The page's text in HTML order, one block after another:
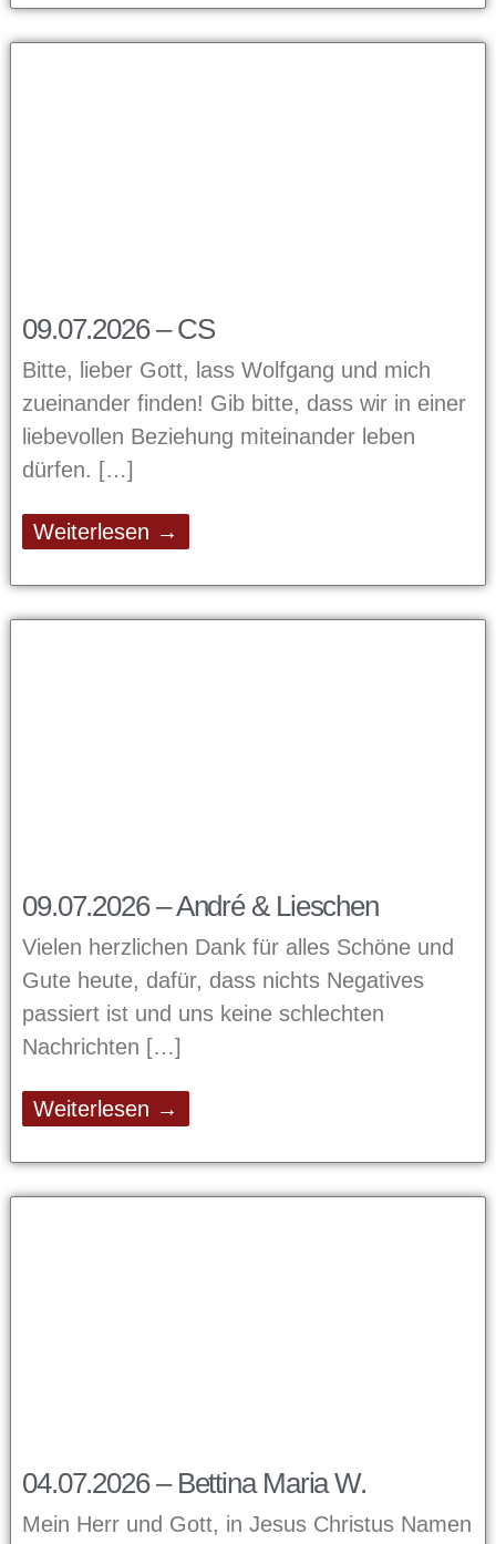
09.07.2026 – CS
Bitte, lieber Gott, lass Wolfgang und mich
zueinander finden! Gib bitte, dass wir in einer
liebevollen Beziehung miteinander leben
dürfen.
Weiterlesen →
09.07.2026 – André & Lieschen
Vielen herzlichen Dank für alles Schöne und
Gute heute, dafür, dass nichts Negatives
passiert ist und uns keine schlechten
Nachrichten
Weiterlesen →
04.07.2026 – Bettina Maria W.
Mein Herr und Gott, in Jesus Christus Namen